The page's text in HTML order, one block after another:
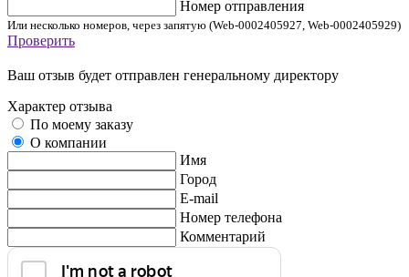
Номер отправления
Или несколько номеров, через запятую (Web-0002405927, Web-0002405929)
Проверить
Ваш отзыв будет отправлен генеральному директору
Характер отзыва
По моему заказу
О компании
Имя
Город
E-mail
Номер телефона
Комментарий